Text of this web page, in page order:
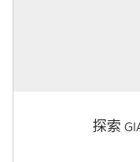
探索